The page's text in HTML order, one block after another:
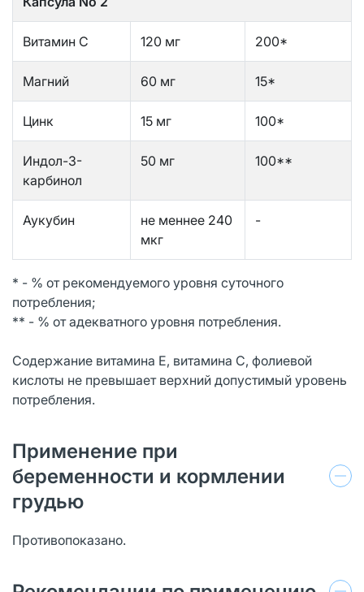
Витамин С 120 мг 200*
Магний 60 мг 15*
Цинк 15 мг 100*
Индол-3-
карбинол
50 мг 100**
Аукубин
не меннее 240
мкг
-
* - % от рекомендуемого уровня суточного
потребления;
** - % от адекватного уровня потребления.
Содержание витамина Е, витамина С, фолиевой
кислоты не превышает верхний допустимый уровень
потребления.
Применение при
беременности и кормлении
грудью
Противопоказано.